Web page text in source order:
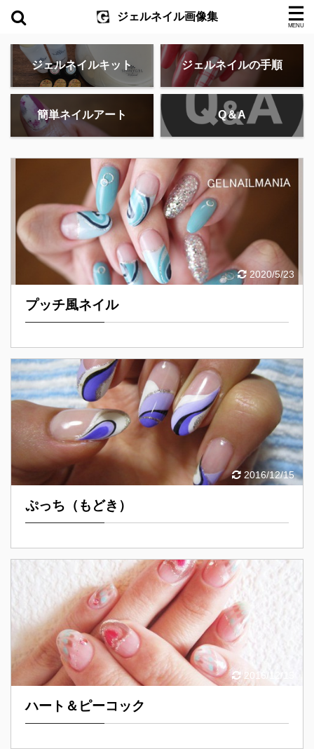
ジェルネイル画像集
ジェルネイルキット ジェルネイルの手順
簡単ネイルアート Q＆A
2020/5/23
プッチ風ネイル
2016/12/15
ぷっち（もどき）
2016/12/15
ハート＆ピーコック